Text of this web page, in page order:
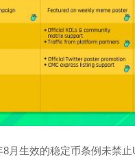
月生效的稳定币条例未禁